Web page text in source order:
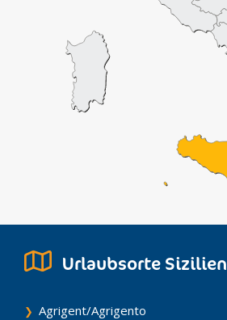
Urlaubsorte Sizilien
Agrigent/Agrigento